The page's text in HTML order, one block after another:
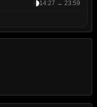
14:27 → 23:59